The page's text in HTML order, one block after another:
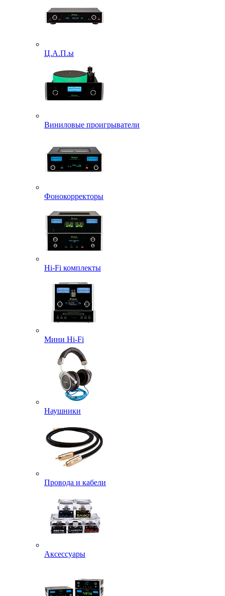
Ц.А.П.ы
Виниловые проигрыватели
Фонокорректоры
Hi-Fi комплекты
Мини Hi-Fi
Наушники
Провода и кабели
Аксессуары